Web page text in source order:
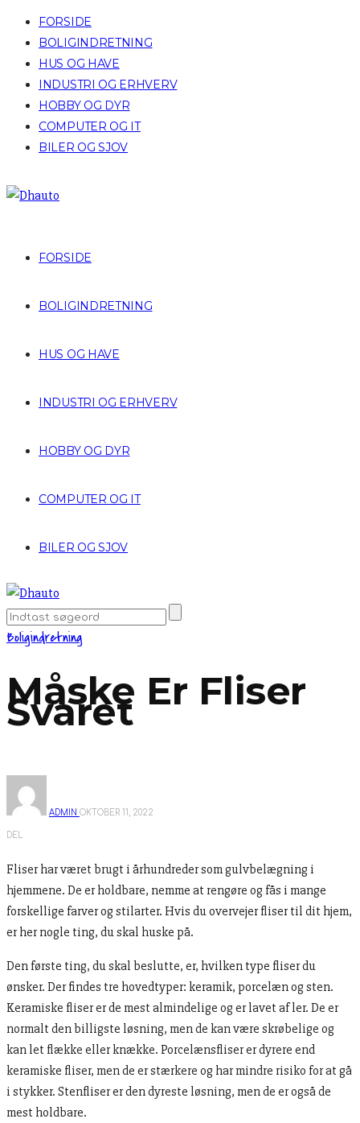
FORSIDE
BOLIGINDRETNING
HUS OG HAVE
INDUSTRI OG ERHVERV
HOBBY OG DYR
COMPUTER OG IT
BILER OG SJOV
FORSIDE
BOLIGINDRETNING
HUS OG HAVE
INDUSTRI OG ERHVERV
HOBBY OG DYR
COMPUTER OG IT
BILER OG SJOV
Boligindretning
Måske Er Fliser
Svaret
ADMIN OKTOBER 11, 2022
DEL
Fliser har været brugt i århundreder som gulvbelægning i
hjemmene. De er holdbare, nemme at rengøre og fås i mange
forskellige farver og stilarter. Hvis du overvejer fliser til dit hjem,
er her nogle ting, du skal huske på.
Den første ting, du skal beslutte, er, hvilken type fliser du
ønsker. Der findes tre hovedtyper: keramik, porcelæn og sten.
Keramiske fliser er de mest almindelige og er lavet af ler. De er
normalt den billigste løsning, men de kan være skrøbelige og
kan let flække eller knække. Porcelænsfliser er dyrere end
keramiske fliser, men de er stærkere og har mindre risiko for at gå
i stykker. Stenfliser er den dyreste løsning, men de er også de
mest holdbare.